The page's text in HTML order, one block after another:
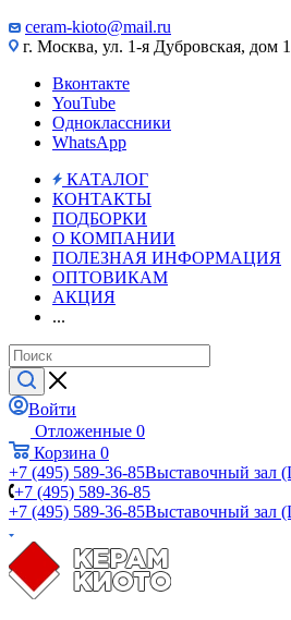
ceram-kioto@mail.ru
г. Москва, ул. 1-я Дубровская, дом
Вконтакте
YouTube
Одноклассники
WhatsApp
КАТАЛОГ
КОНТАКТЫ
ПОДБОРКИ
О КОМПАНИИ
ПОЛЕЗНАЯ ИНФОРМАЦИЯ
ОПТОВИКАМ
АКЦИЯ
...
Войти
Отложенные 0
Корзина 0
+7 (495) 589-36-85Выставочный зал
+7 (495) 589-36-85
+7 (495) 589-36-85Выставочный зал